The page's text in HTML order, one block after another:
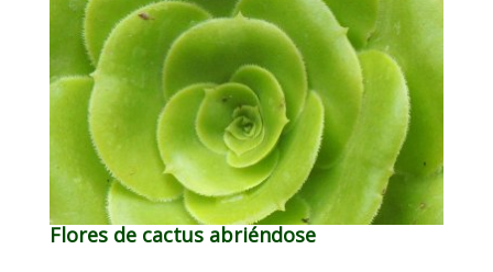
Flores de cactus abriéndose